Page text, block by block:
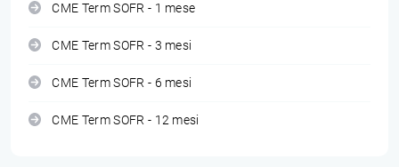
CME Term SOFR - 1 mese
CME Term SOFR - 3 mesi
CME Term SOFR - 6 mesi
CME Term SOFR - 12 mesi